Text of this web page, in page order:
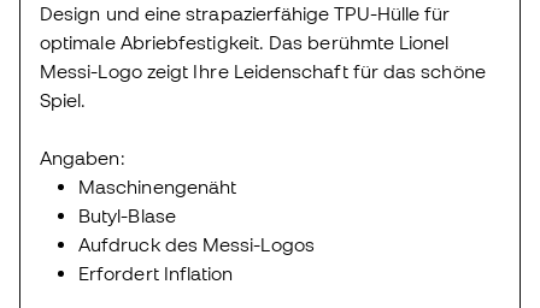
Design und eine strapazierfähige TPU-Hülle für
optimale Abriebfestigkeit. Das berühmte Lionel
Messi-Logo zeigt Ihre Leidenschaft für das schöne
Spiel.
Angaben:
Maschinengenäht
Butyl-Blase
Aufdruck des Messi-Logos
Erfordert Inflation